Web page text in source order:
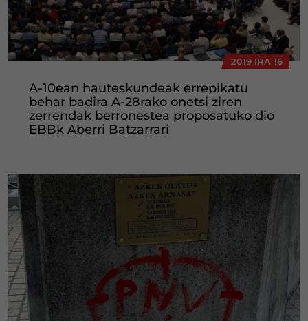
2019 IRA 16
A-10ean hauteskundeak errepikatu
behar badira A-28rako onetsi ziren
zerrendak berronestea proposatuko dio
EBBk Aberri Batzarrari